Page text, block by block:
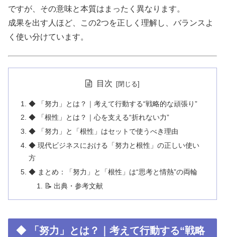
ですが、その意味と本質はまったく異なります。
成果を出す人ほど、この2つを正しく理解し、バランスよ
く使い分けています。
目次
◆ 「努力」とは？｜考えて行動する“戦略的な頑張り”
◆ 「根性」とは？｜心を支える“折れない力”
◆ 「努力」と「根性」はセットで使うべき理由
◆ 現代ビジネスにおける「努力と根性」の正しい使い
方
◆ まとめ：「努力」と「根性」は“思考と情熱”の両輪
📝 出典・参考文献
◆ 「努力」とは？｜考えて行動する“戦略